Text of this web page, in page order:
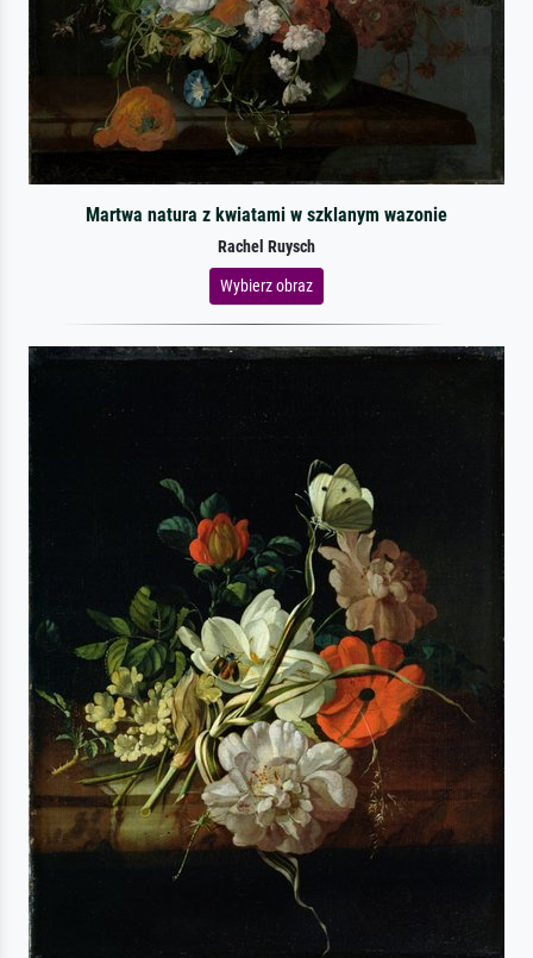
Martwa natura z kwiatami w szklanym wazonie
Rachel Ruysch
Wybierz obraz